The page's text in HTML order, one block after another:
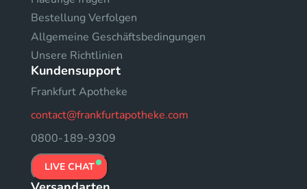
Bestellung Verfolgen
Allgemeine Geschäftsbedingungen
Unsere Richtlinien
Kundensupport
Frankfurt Apotheke
contact@frankfurtapotheke.com
0800-189-9309
LIVE CHAT